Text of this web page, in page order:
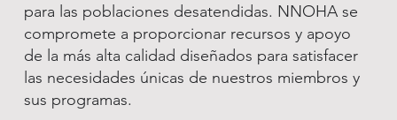
para las poblaciones desatendidas. NNOHA se
compromete a proporcionar recursos y apoyo
de la más alta calidad diseñados para satisfacer
las necesidades únicas de nuestros miembros y
sus programas.